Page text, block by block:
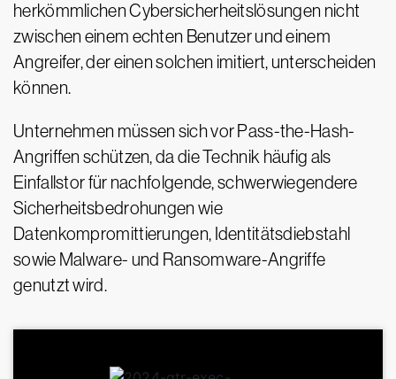
herkömmlichen Cybersicherheitslösungen nicht
zwischen einem echten Benutzer und einem
Angreifer, der einen solchen imitiert, unterscheiden
können.
Unternehmen müssen sich vor Pass-the-Hash-
Angriffen schützen, da die Technik häufig als
Einfallstor für nachfolgende, schwerwiegendere
Sicherheitsbedrohungen wie
Datenkompromittierungen, Identitätsdiebstahl
sowie Malware- und Ransomware-Angriffe
genutzt wird.